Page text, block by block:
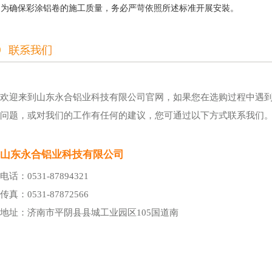
确保彩涂铝卷的施工质量，务必严苛依照所述标准开展安裝。
欢迎来到山东永合铝业科技有限公司官网，如果您在选购过程中遇
问题，或对我们的工作有任何的建议，您可通过以下方式联系我们
山东永合铝业科技有限公司
电话：0531-87894321
传真：0531-87872566
地址：济南市平阴县县城工业园区105国道南